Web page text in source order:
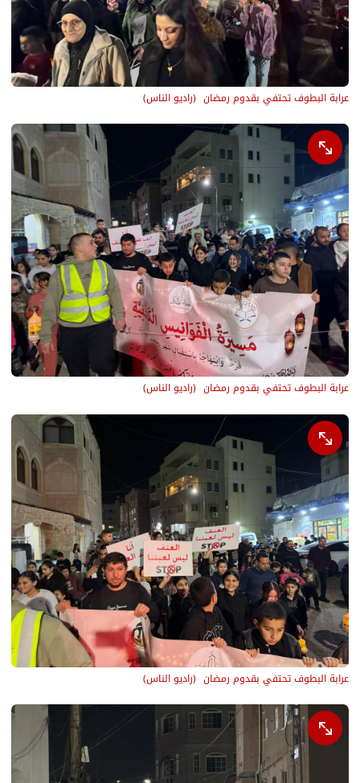
عرابة البطوف تحتفي بقدوم رمضان (راديو الناس)
عرابة البطوف تحتفي بقدوم رمضان (راديو الناس)
عرابة البطوف تحتفي بقدوم رمضان (راديو الناس)